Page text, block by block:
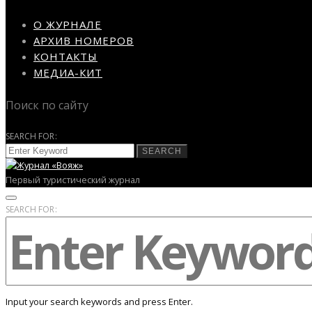
О ЖУРНАЛЕ
АРХИВ НОМЕРОВ
КОНТАКТЫ
МЕДИА-КИТ
Поиск по сайту
SEARCH FOR:
SEARCH
Первый туристический журнал
SEARCH FOR:
Input your search keywords and press Enter.